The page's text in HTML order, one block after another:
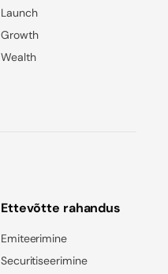
Launch
Growth
Wealth
Ettevõtte rahandus
Emiteerimine
Securitiseerimine